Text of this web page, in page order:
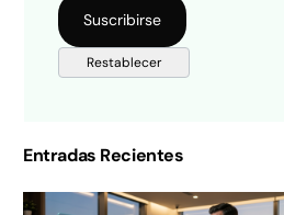
Entradas Recientes